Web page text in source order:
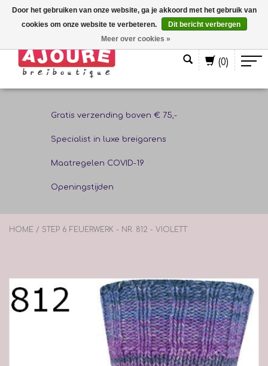
(0)
Gratis verzending boven € 75,-
Specialist in luxe breigarens
Maatregelen COVID-19
Openingstijden
HOME / STEP 6 FEUERWERK - NR. 812 - VIOLETT
Door het gebruiken van onze website, ga je akkoord met het gebruik van
cookies om onze website te verbeteren.
Dit bericht verbergen
Meer over cookies »